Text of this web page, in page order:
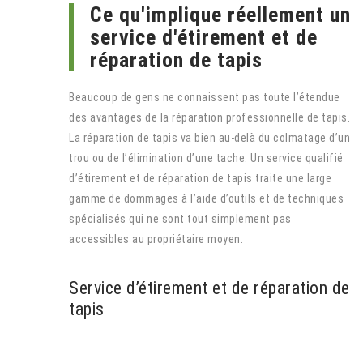
Ce qu'implique réellement un
service d'étirement et de
réparation de tapis
Beaucoup de gens ne connaissent pas toute l’étendue
des avantages de la réparation professionnelle de tapis.
La réparation de tapis va bien au-delà du colmatage d’un
trou ou de l’élimination d’une tache. Un service qualifié
d’étirement et de réparation de tapis traite une large
gamme de dommages à l’aide d’outils et de techniques
spécialisés qui ne sont tout simplement pas
accessibles au propriétaire moyen.
Service d’étirement et de réparation de
tapis